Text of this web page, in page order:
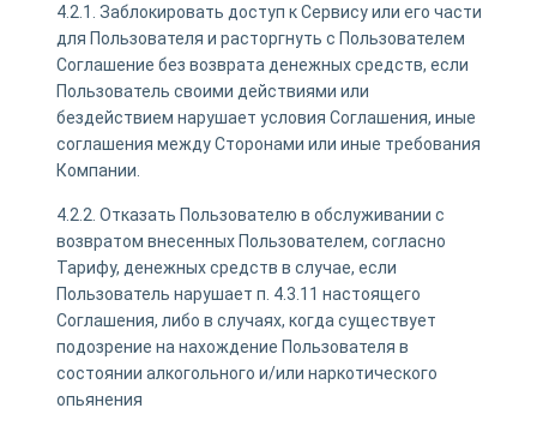
4.2.1. Заблокировать доступ к Сервису или его части
для Пользователя и расторгнуть с Пользователем
Соглашение без возврата денежных средств, если
Пользователь своими действиями или
бездействием нарушает условия Соглашения, иные
соглашения между Сторонами или иные требования
Компании.
4.2.2. Отказать Пользователю в обслуживании с
возвратом внесенных Пользователем, согласно
Тарифу, денежных средств в случае, если
Пользователь нарушает п. 4.3.11 настоящего
Соглашения, либо в случаях, когда существует
подозрение на нахождение Пользователя в
состоянии алкогольного и/или наркотического
опьянения